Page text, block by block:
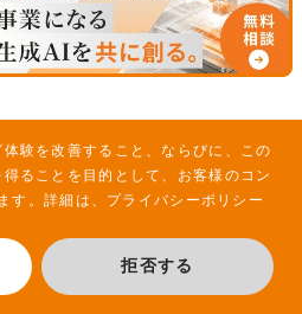
験を改善すること、ならびに、この
ることを目的として、お客様のコン
す。詳細は、 プライバシーポリシー
拒否する